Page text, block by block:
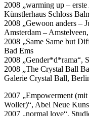
2008 „warming up –
Künstlerhaus Schloss
2008 „Gewoon anders –
Amsterdam –
2008 „Same Same but
Bad Ems
2008 „Gender*d*rama“,
2008 „The Crystal Ball
Galerie Crystal Ball,
2007 „Empowerment
Woller)“, Abel Neue
2007 „normal love“,